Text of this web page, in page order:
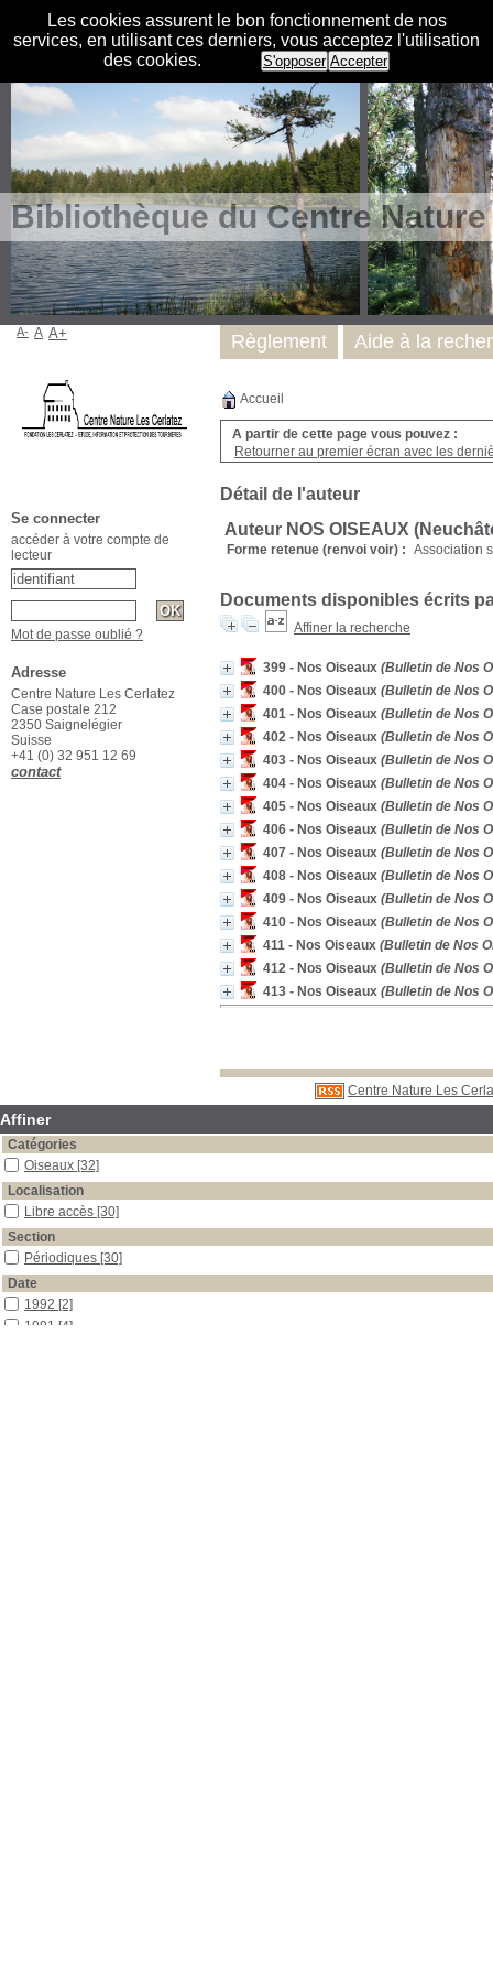
Les cookies assurent le bon fonctionnement de nos
services, en utilisant ces derniers, vous acceptez l'utilisation
des cookies.
S'opposer Accepter
Bibliothèque du Centre
Accueil
A partir de cette page vous pouvez :
Retourner au premier écran avec les
Détail de l'auteur
Auteur NOS OISEAUX
Forme retenue (renvoi voir) : Association
Documents disponibles écrits
Affiner la recherche
399 - Nos Oiseaux (Bulletin de Nos
400 - Nos Oiseaux (Bulletin de Nos
401 - Nos Oiseaux (Bulletin de Nos
402 - Nos Oiseaux (Bulletin de Nos
403 - Nos Oiseaux (Bulletin de Nos
404 - Nos Oiseaux (Bulletin de Nos
405 - Nos Oiseaux (Bulletin de Nos
406 - Nos Oiseaux (Bulletin de Nos
407 - Nos Oiseaux (Bulletin de Nos
408 - Nos Oiseaux (Bulletin de Nos
409 - Nos Oiseaux (Bulletin de Nos
410 - Nos Oiseaux (Bulletin de Nos
411 - Nos Oiseaux (Bulletin de Nos
412 - Nos Oiseaux (Bulletin de Nos
413 - Nos Oiseaux (Bulletin de Nos
Centre Nature Les
Règlement Aide à la
A- A A+
Se connecter
accéder à votre compte de
lecteur
Mot de passe oublié ?
Adresse
Centre Nature Les Cerlatez
Case postale 212
2350 Saignelégier
Suisse
+41 (0) 32 951 12 69
contact
Affiner
Catégories
Oiseaux [32]
Localisation
Libre accès [30]
Section
Périodiques [30]
Date
1992 [2]
1991 [4]